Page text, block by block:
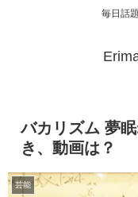
毎日話
バカリズム 夢
き、動画は？
芸能